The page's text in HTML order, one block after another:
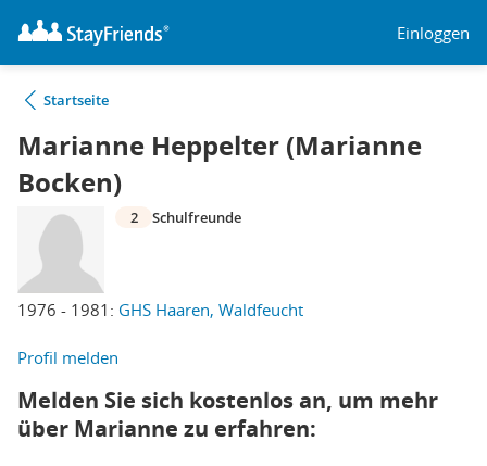
Einloggen
Startseite
Marianne Heppelter (Marianne
Bocken)
1976 - 1981: GHS Haaren, Waldfeucht
2 Schulfreunde
Profil melden
Melden Sie sich kostenlos an, um mehr
über Marianne zu erfahren: